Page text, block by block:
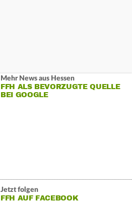
Mehr News aus Hessen
FFH ALS BEVORZUGTE QUELLE
BEI GOOGLE
Jetzt folgen
FFH AUF FACEBOOK